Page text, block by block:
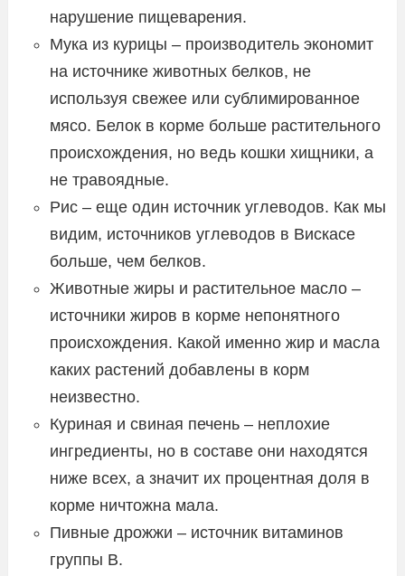
нарушение пищеварения.
Мука из курицы – производитель экономит
на источнике животных белков, не
используя свежее или сублимированное
мясо. Белок в корме больше растительного
происхождения, но ведь кошки хищники, а
не травоядные.
Рис – еще один источник углеводов. Как мы
видим, источников углеводов в Вискасе
больше, чем белков.
Животные жиры и растительное масло –
источники жиров в корме непонятного
происхождения. Какой именно жир и масла
каких растений добавлены в корм
неизвестно.
Куриная и свиная печень – неплохие
ингредиенты, но в составе они находятся
ниже всех, а значит их процентная доля в
корме ничтожна мала.
Пивные дрожжи – источник витаминов
группы B.